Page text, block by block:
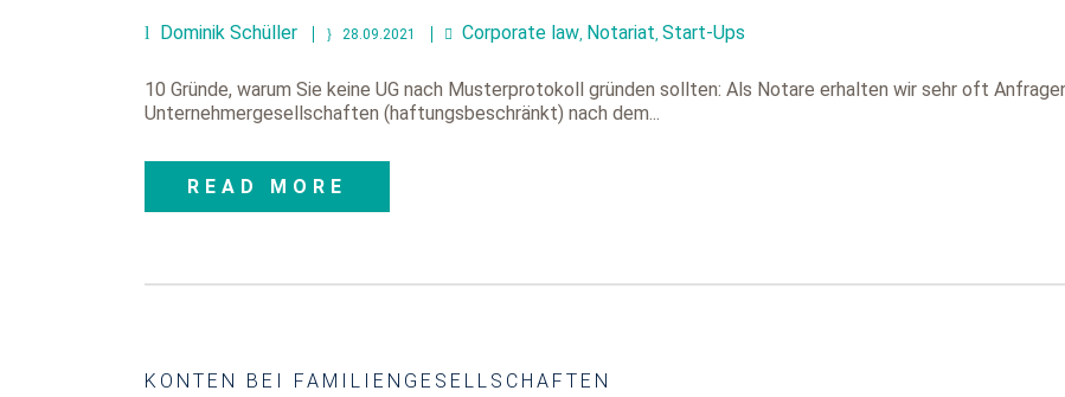
Dominik Schüller 28.09.2021 Corporate law, Notariat, Start-Ups
10 Gründe, warum Sie keine UG nach Musterprotokoll gründen sollten: Als Notare erhalten wir sehr oft
Unternehmergesellschaften (haftungsbeschränkt) nach dem...
READ MORE
KONTEN BEI FAMILIENGESELLSCHAFTEN